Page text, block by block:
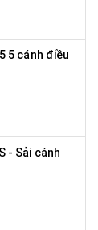
5 cánh điều
- Sải cánh